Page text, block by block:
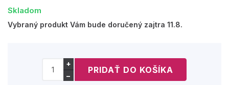
Skladom
Vybraný produkt Vám bude doručený zajtra 11.8.
+
−